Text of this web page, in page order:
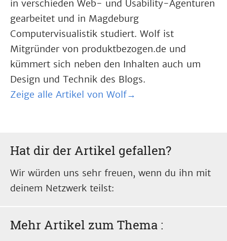
in verschieden Web- und Usability-Agenturen
gearbeitet und in Magdeburg
Computervisualistik studiert. Wolf ist
Mitgründer von produktbezogen.de und
kümmert sich neben den Inhalten auch um
Design und Technik des Blogs.
Zeige alle Artikel von Wolf→
Hat dir der Artikel gefallen?
Wir würden uns sehr freuen, wenn du ihn mit
deinem Netzwerk teilst:
Mehr Artikel zum Thema :